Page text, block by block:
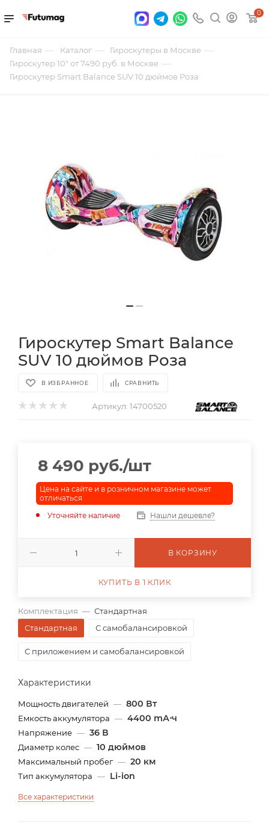
0
Главная — Каталог — Гироскутеры в Москве —
Гироскутер 10" от 7490 руб. в Москве —
Гироскутер Smart Balance SUV 10 дюймов Роза
Гироскутер Smart Balance
SUV 10 дюймов Роза
В ИЗБРАННОЕ СРАВНИТЬ
Артикул: 14700520
Комплектация — Стандартная
Стандартная
С самобалансировкой
С приложением и самобалансировкой
Характеристики
Мощность двигателей — 800 Вт
Емкость аккумулятора — 4400 mА⋅ч
Напряжение — 36 В
Диаметр колес — 10 дюймов
Максимальный пробег — 20 км
Тип аккумулятора — Li-ion
Все характеристики
8 490 руб./шт
Цена на сайте и в розничном магазине может
отличаться
Уточняйте наличие
Нашли дешевле?
В КОРЗИНУ
КУПИТЬ В 1 КЛИК